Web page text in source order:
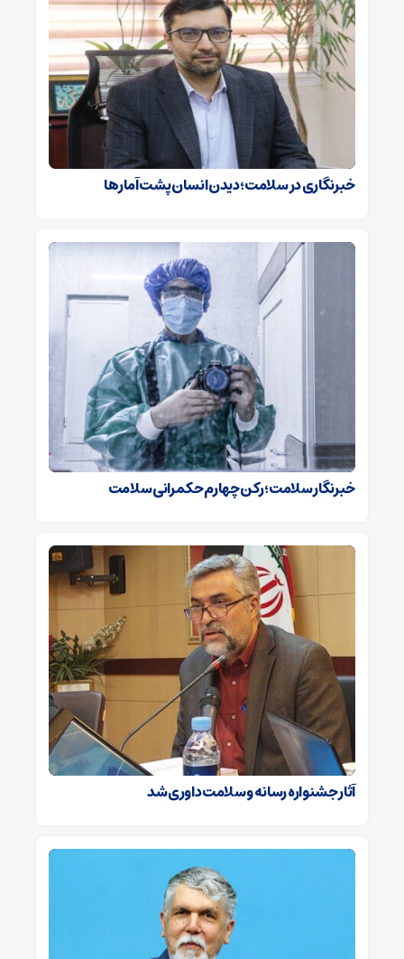
خبرنگاری در سلامت؛ دیدن انسان پشت آمارها
خبرنگار سلامت؛ رکن چهارم حکمرانی سلامت
آثار جشنواره رسانه و سلامت داوری شد